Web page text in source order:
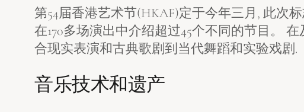
第54届香港艺术节(HKAF)定于今年三月, 此次
在170多场演出中介绍超过45个不同的节目。
合现实表演和古典歌剧到当代舞蹈和实验戏剧.
音乐技术和遗产